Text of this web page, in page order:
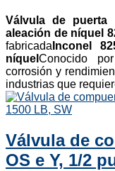
Válvula de puerta
aleación de níquel
fabricada Inconel
níquel Conocido
corrosión y
industrias que
Válvula de
OS e Y, 1/2